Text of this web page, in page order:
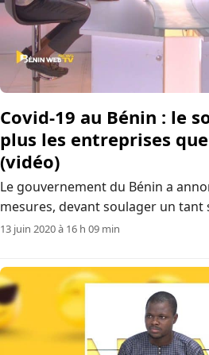
Covid-19 au Bénin : le
plus les entreprises
(vidéo)
Le gouvernement du Bénin a
mesures, devant soulager un tant
populations atteintes par le
que les ménages. Loin de la…
13 juin 2020 à 16 h 09 min